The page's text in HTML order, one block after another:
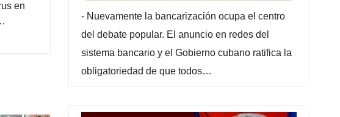
en
- Nuevamente la bancarización ocupa el centro
del debate popular. El anuncio en redes del
sistema bancario y el Gobierno cubano ratifica la
obligatoriedad de que todos…